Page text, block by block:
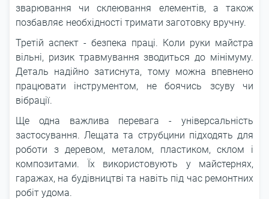
зварювання чи склеювання елементів, а також
позбавляє необхідності тримати заготовку вручну.
Третій аспект - безпека праці. Коли руки майстра
вільні, ризик травмування зводиться до мінімуму.
Деталь надійно затиснута, тому можна впевнено
працювати інструментом, не боячись зсуву чи
вібрації.
Ще одна важлива перевага - універсальність
застосування. Лещата та струбцини підходять для
роботи з деревом, металом, пластиком, склом і
композитами. Їх використовують у майстернях,
гаражах, на будівництві та навіть під час ремонтних
робіт удома.